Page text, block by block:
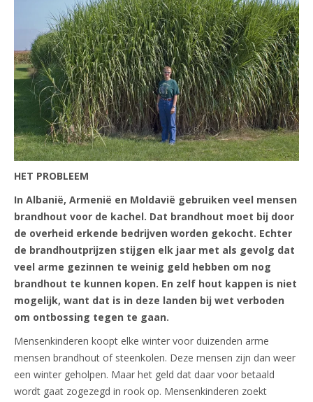
HET PROBLEEM
In Albanië, Armenië en Moldavië gebruiken veel mensen
brandhout voor de kachel. Dat brandhout moet bij door
de overheid erkende bedrijven worden gekocht. Echter
de brandhoutprijzen stijgen elk jaar met als gevolg dat
veel arme gezinnen te weinig geld hebben om nog
brandhout te kunnen kopen. En zelf hout kappen is niet
mogelijk, want dat is in deze landen bij wet verboden
om ontbossing tegen te gaan.
Mensenkinderen koopt elke winter voor duizenden arme
mensen brandhout of steenkolen. Deze mensen zijn dan weer
een winter geholpen. Maar het geld dat daar voor betaald
wordt gaat zogezegd in rook op. Mensenkinderen zoekt